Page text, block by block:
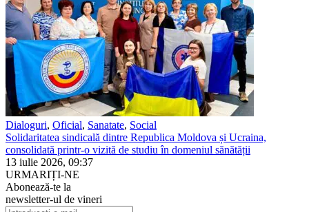
Dialoguri, Oficial, Sanatate, Social
Solidaritatea sindicală dintre Republica Moldova și Ucraina,
consolidată printr-o vizită de studiu în domeniul sănătății
13 iulie 2026, 09:37
URMARIȚI-NE
Abonează-te la
newsletter-ul de vineri